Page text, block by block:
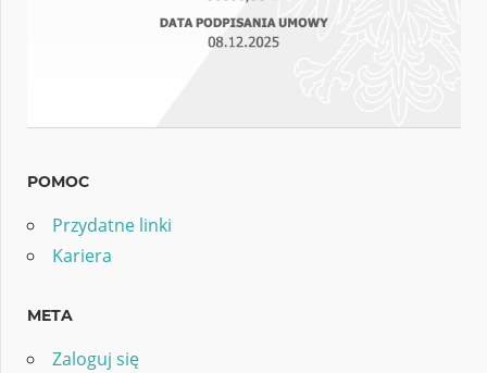
POMOC
Przydatne linki
Kariera
META
Zaloguj się